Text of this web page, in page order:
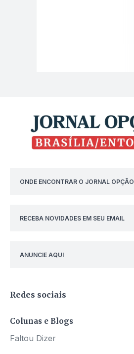
ONDE ENCONTRAR O JORNAL OPÇÃO
RECEBA NOVIDADES EM SEU EMAIL
ANUNCIE AQUI
Redes sociais
Colunas e Blogs
Faltou Dizer